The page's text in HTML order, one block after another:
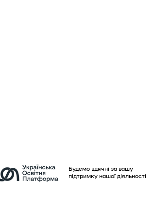
Будемо вдячні за вашу
підтримку нашої діяльності